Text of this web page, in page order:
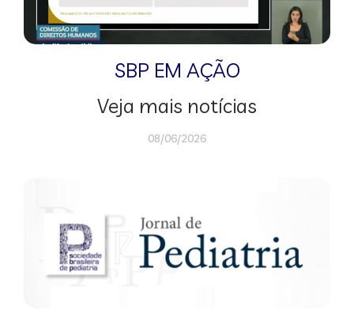
SBP EM AÇÃO
Veja mais notícias
08/06/2026